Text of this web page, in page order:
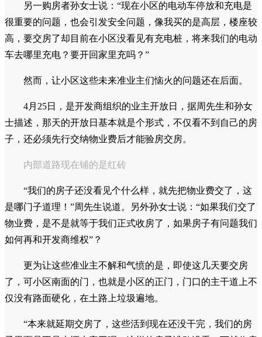
另一购房者孙女士说：“现在小区的电动车停放和充电是
很重要的问题，也会引发安全问题，像我买的是高层，楼座较
高，要交房了却目前在小区没看见有充电桩，将来我们的电动
车去哪里充电？要开回家里充吗？”
然而，让小区这些未来准业主们恼火的问题还在后面。
4月25日，是开发商组织的业主开放日，据周先生和孙女
士描述，那天的开放日基本就是个形式，不仅看不到自己的房
子，还必须先行交纳物业费后才能验房交房。
内部道路现在铺的是红砖
“我们的房子还没看见个什么样，就先把物业费交了，这
是哪门子道理！”周先生说道。另外孙女士说：“如果我们交了
物业费，是不是就等于我们正式收房了，如果房子有问题我们
如何再和开发商维权”？
更为让这些准业主不解和气愤的是，即使这几天要交房
了，可小区南面的门，也就是小区的正门，门口的主干道上不
仅没有路面硬化，在土路上垃圾遍地。
“本来就延期交房了，这些活到现在还没干完，我们的房